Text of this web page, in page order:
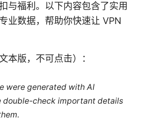
与福利。以下内容包含了实用
业数据，帮助你快速让 VPN
本版，不可点击）：
were generated with AI
double-check important details